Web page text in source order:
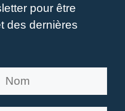
pour être
des dernières